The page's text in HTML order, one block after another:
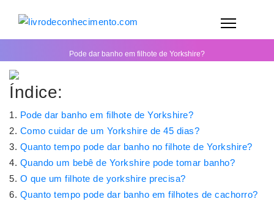
Pode dar banho em filhote de Yorkshire?
Índice:
Pode dar banho em filhote de Yorkshire?
Como cuidar de um Yorkshire de 45 dias?
Quanto tempo pode dar banho no filhote de Yorkshire?
Quando um bebê de Yorkshire pode tomar banho?
O que um filhote de yorkshire precisa?
Quanto tempo pode dar banho em filhotes de cachorro?